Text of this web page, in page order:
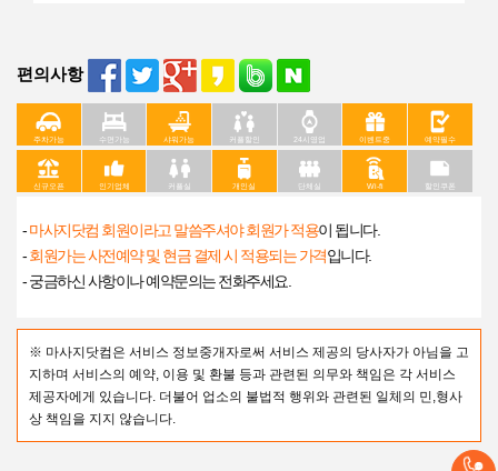
편의사항
주차가능 수면가능 샤워가능 커플할인 24시영업 이벤트중 예약필수
신규오픈 인기업체 커플실 개인실 단체실 Wi-fi 할인쿠폰
-마사지닷컴 회원이라고 말씀주셔야 회원가 적용이 됩니다.
-회원가는 사전예약 및 현금 결제 시 적용되는 가격입니다.
- 궁금하신 사항이나 예약문의는 전화주세요.
※ 마사지닷컴은 서비스 정보중개자로써 서비스 제공의 당사자가 아님을 고
지하며 서비스의 예약, 이용 및 환불 등과 관련된 의무와 책임은 각 서비스
제공자에게 있습니다. 더불어 업소의 불법적 행위와 관련된 일체의 민,형사
상 책임을 지지 않습니다.